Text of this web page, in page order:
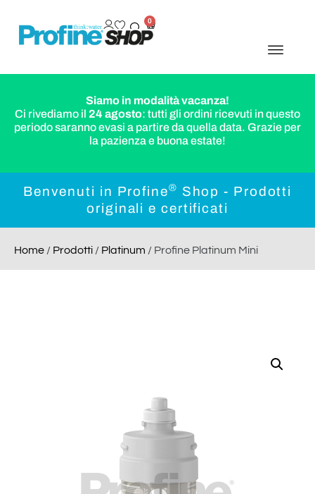
0
Siamo in modalità vacanza!
Ci rivediamo il 24 agosto: tutti gli ordini ricevuti in questo
periodo saranno evasi a partire da quella data. Grazie per
la pazienza e buona estate!
Benvenuti in Profine® Shop - Prodotti
originali e certificati
Home / Prodotti / Platinum / Profine Platinum Mini